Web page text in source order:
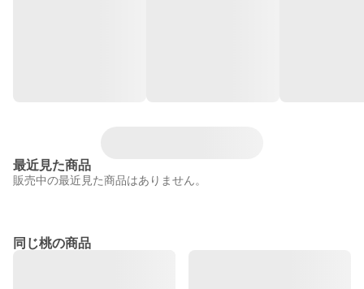
最近見た商品
販売中の最近見た商品はありません。
同じ桃の商品